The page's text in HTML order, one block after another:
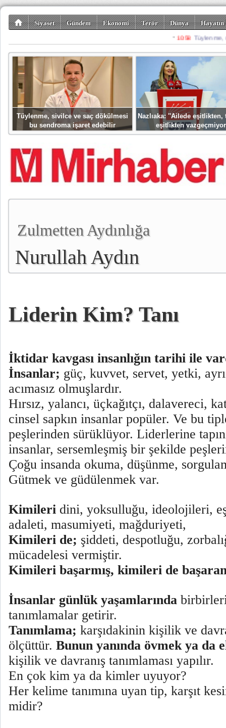
Siyaset Gündem Ekonomi Terör Dünya
Spor Misafir
Tüylenme, sivilce ve saç dökülmesi
bu sendroma işaret edebilir
Nazlıaka: ''Ailede eşitlikten,
eşitlikten
Zulmetten Aydınlığa
Nurullah Aydın
Liderin Kim? Tanı
İktidar kavgası insanlığın tarihi ile
İnsanlar; güç, kuvvet, servet, yetki,
acımasız olmuşlardır.
Hırsız, yalancı, üçkağıtçı, dalavereci,
cinsel sapkın insanlar popüler. Ve bu
peşlerinden sürüklüyor. Liderlerine
insanlar, sersemleşmiş bir şekilde
Çoğu insanda okuma, düşünme,
Gütmek ve güdülenmek var.
Kimileri dini, yoksulluğu, ideolojileri,
adaleti, masumiyeti, mağduriyeti,
Kimileri de; şiddeti, despotluğu,
mücadelesi vermiştir.
Kimileri başarmış, kimileri de
İnsanlar günlük yaşamlarında
tanımlamalar getirir.
Tanımlama; karşıdakinin kişilik ve
ölçüttür. Bunun yanında övmek ya da
kişilik ve davranış tanımlaması yapılır.
En çok kim ya da kimler uyuyor?
Her kelime tanımına uyan tip, karşıt
midir?